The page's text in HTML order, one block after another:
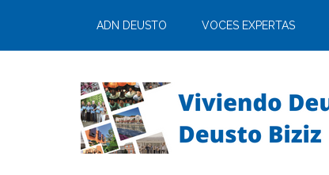
ADN DEUSTO VOCES EXPERTAS